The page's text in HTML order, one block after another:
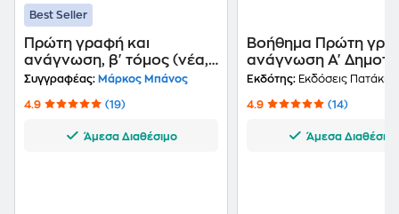
Best Seller
Πρώτη γραφή και
ανάγνωση, β' τόμος (νέα,
αναμορφωμένη έκδοση)
Συγγραφέας: Μάρκος Μπάνος
4.9 (19)
Άμεσα Διαθέσιμο
Βοήθημα Πρώτη
ανάγνωση Α'
Εκδότης: Εκδόσεις Πατάκη
4.9 (14)
Άμεσα Διαθέσιμο